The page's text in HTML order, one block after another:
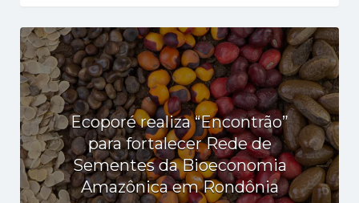
Ecoporé realiza “Encontrão”
para fortalecer Rede de
Sementes da Bioeconomia
Amazônica em Rondônia